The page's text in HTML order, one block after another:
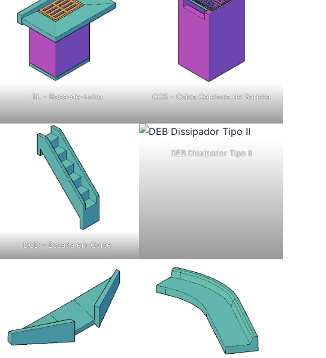
BL - Boca-de-Lobo CCS - Caixa Coletora de Sarjeta
DCD - Escada em Corte
DEB Dissipador Tipo II